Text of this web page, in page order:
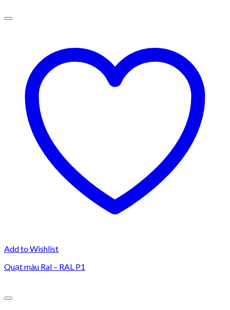
Add to Wishlist
Quạt màu Ral – RAL P1